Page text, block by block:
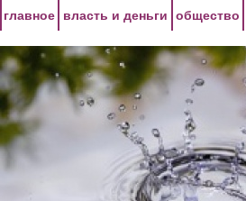
главное власть и деньги общество